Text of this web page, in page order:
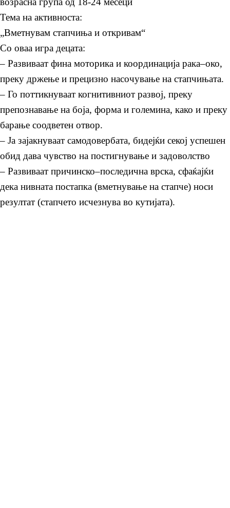
Тема на активноста:
„Вметнувам стапчиња и откривам“
Со оваа игра децата:
– Развиваат фина моторика и координација рака–око,
преку држење и прецизно насочување на стапчињата.
– Го поттикнуваат когнитивниот развој, преку
препознавање на боја, форма и големина, како и преку
барање соодветен отвор.
– Ја зајакнуваат самодовербата, бидејќи секој успешен
обид дава чувство на постигнување и задоволство
– Развиваат причинско–последична врска, сфаќајќи
дека нивната постапка (вметнување на стапче) носи
резултат (стапчето исчезнува во кутијата).